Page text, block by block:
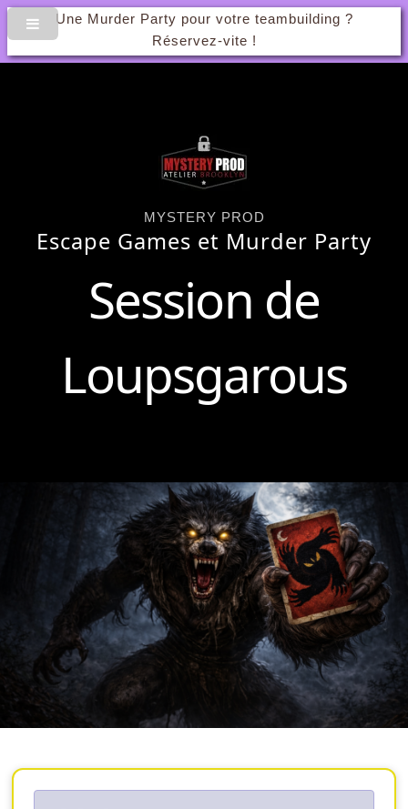
Une Murder Party pour votre teambuilding ?
Réservez-vite !
MYSTERY PROD
Escape Games et Murder Party
Session de
Loupsgarous